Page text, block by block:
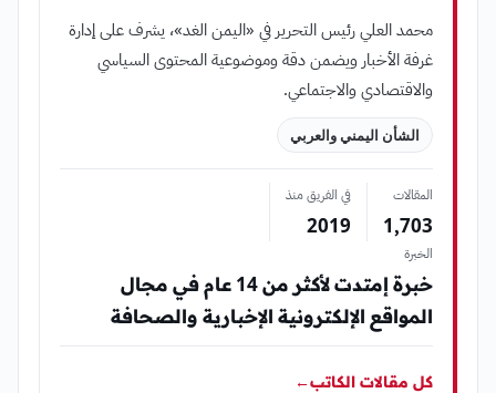
محمد العلي رئيس التحرير في «اليمن الغد»، يشرف على إدارة
غرفة الأخبار ويضمن دقة وموضوعية المحتوى السياسي
والاقتصادي والاجتماعي.
الشأن اليمني والعربي
المقالات
1٬703
في الفريق منذ
2019
الخبرة
خبرة إمتدت لأكثر من 14 عام في مجال
المواقع الإلكترونية الإخبارية والصحافة
كل مقالات الكاتب←